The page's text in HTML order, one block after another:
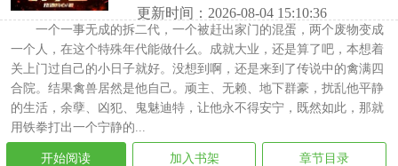
更新时间：2026-08-04 15:10:36
一个一事无成的拆二代，一个被赶出家门的混蛋，两个废物变成
一个人，在这个特殊年代能做什么。成就大业，还是算了吧，本想着
关上门过自己的小日子就好。没想到啊，还是来到了传说中的禽满四
合院。结果禽兽居然是他自己。顽主、无赖、地下群豪，扰乱他平静
的生活，余孽、凶犯、鬼魅迪特，让他永不得安宁，既然如此，那就
用铁拳打出一个宁静的...
开始阅读 加入书架 章节目录